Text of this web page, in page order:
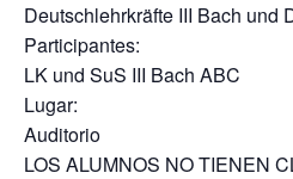
Deutschlehrkräfte III Bach und
Participantes:
LK und SuS III Bach ABC
Lugar:
Auditorio
LOS ALUMNOS NO TIENEN